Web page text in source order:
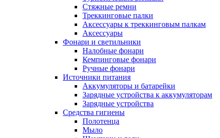
Стяжные ремни
Треккинговые палки
Аксессуары к треккинговым палкам
Аксессуары
Фонари и светильники
Налобные фонари
Кемпинговые фонари
Ручные фонари
Источники питания
Аккумуляторы и батарейки
Зарядные устройства к аккумуляторам
Зарядные устройства
Средства гигиены
Полотенца
Мыло